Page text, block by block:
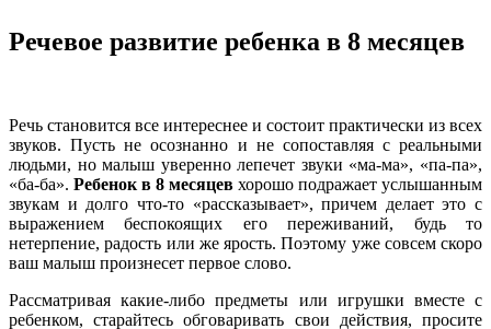
Речевое развитие ребенка в 8 месяцев
Речь становится все интереснее и состоит практически из всех
звуков. Пусть не осознанно и не сопоставляя с реальными
людьми, но малыш уверенно лепечет звуки «ма-ма», «па-па»,
«ба-ба». Ребенок в 8 месяцев хорошо подражает услышанным
звукам и долго что-то «рассказывает», причем делает это с
выражением беспокоящих его переживаний, будь то
нетерпение, радость или же ярость. Поэтому уже совсем скоро
ваш малыш произнесет первое слово.
Рассматривая какие-либо предметы или игрушки вместе с
ребенком, старайтесь обговаривать свои действия, просите